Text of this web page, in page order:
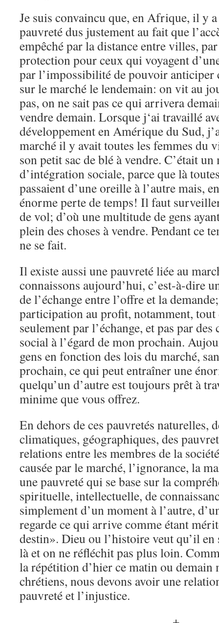
Je suis convaincu que, en Afrique, il y a
pauvreté dus justement au fait que
empêché par la distance entre villes,
protection pour ceux qui voyagent
par l’impossibilité de pouvoir anticiper
sur le marché le lendemain: on vit au
pas, on ne sait pas ce qui arrivera
vendre demain. Lorsque j‘ai travaillé
développement en Amérique du Sud,
marché il y avait toutes les femmes du
son petit sac de blé à vendre. C’était
d’intégration sociale, parce que là
passaient d’une oreille à l’autre mais,
énorme perte de temps! Il faut
de vol; d’où une multitude de gens
plein des choses à vendre. Pendant ce
ne se fait.
Il existe aussi une pauvreté liée au
connaissons aujourd’hui, c’est-à-dire
de l’échange entre l’offre et la
participation au profit, notamment, tout
seulement par l’échange, et pas par
social à l’égard de mon prochain.
gens en fonction des lois du marché,
prochain, ce qui peut entraîner une
quelqu’un d’autre est toujours prêt à
minime que vous offrez.
En dehors de ces pauvretés naturelles,
climatiques, géographiques, des
relations entre les membres de la
causée par le marché, l’ignorance, la
une pauvreté qui se base sur la
spirituelle, intellectuelle, de
simplement d’un moment à l’autre,
regarde ce qui arrive comme étant
destin». Dieu ou l’histoire veut qu’il
là et on ne réfléchit pas plus loin.
la répétition d’hier ce matin ou demain
chrétiens, nous devons avoir une
pauvreté et l’injustice.